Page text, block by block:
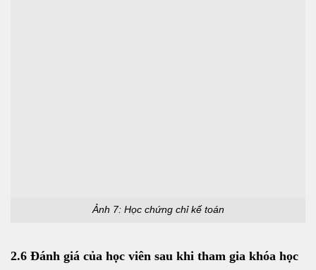
Ảnh 7: Học chứng chỉ kế toán
2.6 Đánh giá của học viên sau khi tham gia khóa học